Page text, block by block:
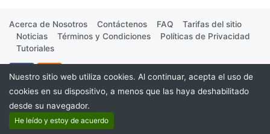
Acerca de Nosotros Contáctenos FAQ
Tarifas del sitio
Noticias
Términos y Condiciones
Políticas de Privacidad
Tutoriales
Nuestro sitio web utiliza cookies. Al continuar, acepta el uso de
cookies en su dispositivo, a menos que las haya deshabilitado
desde su navegador.
He leído y estoy de acuerdo